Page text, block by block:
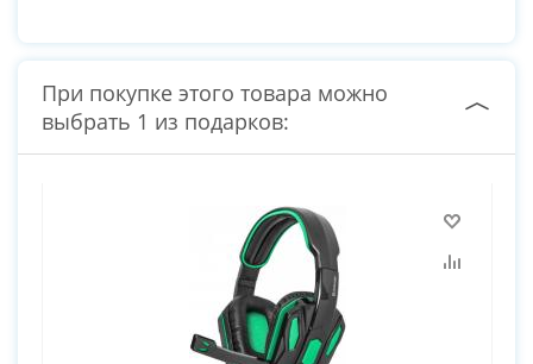
При покупке этого товара можно
выбрать 1 из подарков: